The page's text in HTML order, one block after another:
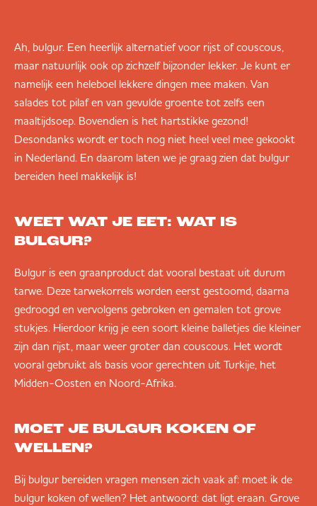
Ah, bulgur. Een heerlijk alternatief voor rijst of couscous,
maar natuurlijk ook op zichzelf bijzonder lekker. Je kunt er
namelijk een heleboel lekkere dingen mee maken. Van
salades tot pilaf en van gevulde groente tot zelfs een
maaltijdsoep. Bovendien is het hartstikke gezond!
Desondanks wordt er toch nog niet heel veel mee gekookt
in Nederland. En daarom laten we je graag zien dat bulgur
bereiden heel makkelijk is!
WEET WAT JE EET: WAT IS
BULGUR?
Bulgur is een graanproduct dat vooral bestaat uit durum
tarwe. Deze tarwekorrels worden eerst gestoomd, daarna
gedroogd en vervolgens gebroken en gemalen tot grove
stukjes. Hierdoor krijg je een soort kleine balletjes die kleiner
zijn dan rijst, maar weer groter dan couscous. Het wordt
vooral gebruikt als basis voor gerechten uit Turkije, het
Midden-Oosten en Noord-Afrika.
MOET JE BULGUR KOKEN OF
WELLEN?
Bij bulgur bereiden vragen mensen zich vaak af: moet ik de
bulgur koken of wellen? Het antwoord: dat ligt eraan. Grove